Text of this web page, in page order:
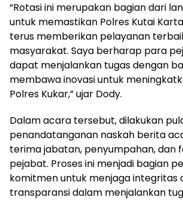
“Rotasi ini merupakan bagian dari
untuk memastikan Polres Kutai
terus memberikan pelayanan
masyarakat. Saya berharap para
dapat menjalankan tugas dengan
membawa inovasi untuk
Polres Kukar,” ujar Dody.
Dalam acara tersebut, dilakukan
penandatanganan naskah berita
terima jabatan, penyumpahan, dan
pejabat. Proses ini menjadi bagian
komitmen untuk menjaga integritas
transparansi dalam menjalankan